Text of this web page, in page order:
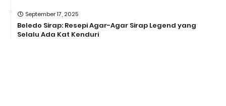
September 17, 2025
Beledo Sirap: Resepi Agar-Agar Sirap Legend yang
Selalu Ada Kat Kenduri